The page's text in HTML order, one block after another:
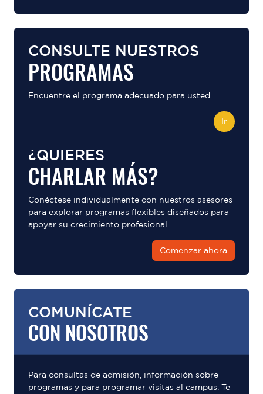
CONSULTE NUESTROS
PROGRAMAS
Encuentre el programa adecuado para usted.
Ir
¿QUIERES
CHARLAR MÁS?
Conéctese individualmente con nuestros asesores
para explorar programas flexibles diseñados para
apoyar su crecimiento profesional.
Comenzar ahora
COMUNÍCATE
CON NOSOTROS
Para consultas de admisión, información sobre
programas y para programar visitas al campus. Te